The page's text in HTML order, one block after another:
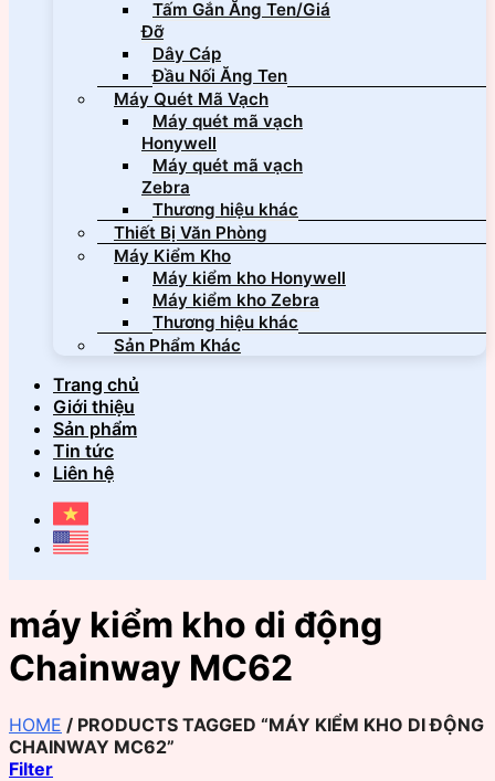
Tấm Gắn Ăng Ten/Giá
Đỡ
Dây Cáp
Đầu Nối Ăng Ten
Máy Quét Mã Vạch
Máy quét mã vạch
Honywell
Máy quét mã vạch
Zebra
Thương hiệu khác
Thiết Bị Văn Phòng
Máy Kiểm Kho
Máy kiểm kho Honywell
Máy kiểm kho Zebra
Thương hiệu khác
Sản Phẩm Khác
Trang chủ
Giới thiệu
Sản phẩm
Tin tức
Liên hệ
máy kiểm kho di động
Chainway MC62
HOME / PRODUCTS TAGGED “MÁY KIỂM KHO DI ĐỘNG
CHAINWAY MC62”
Filter